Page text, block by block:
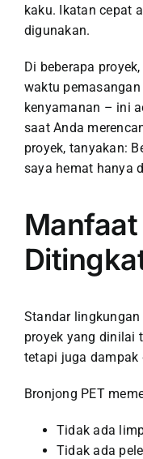
kaku. Ikatan cepat
digunakan.
Di beberapa
waktu pemasangan
kenyamanan – ini
saat Anda
proyek, tanyakan:
saya hemat hanya
Standar
proyek yang dinilai
tetapi juga dampak
Bronjong PET
Tidak ada
Tidak ada